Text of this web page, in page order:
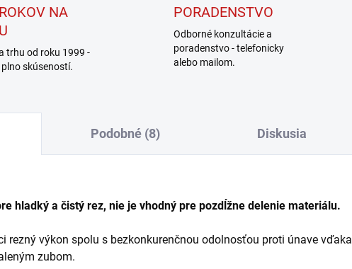
NA
trhu od roku 1999 -
skúseností.
PORADENSTVO
Odborné konzultácie a
poradenstvo - telefonicky
alebo mailom.
Podobné (8) Diskusia
hladký a čistý rez, nie je vhodný pre pozdĺžne delenie materiálu.
rezný výkon spolu s bezkonkurenčnou odolnosťou proti únave vďaka
zubom.